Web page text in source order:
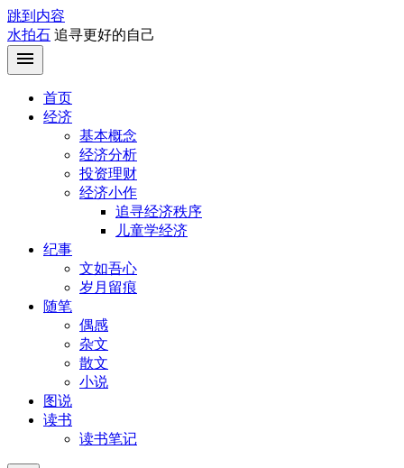
跳到内容
水拍石 追寻更好的自己
首页
经济
基本概念
经济分析
投资理财
经济小作
追寻经济秩序
儿童学经济
纪事
文如吾心
岁月留痕
随笔
偶感
杂文
散文
小说
图说
读书
读书笔记